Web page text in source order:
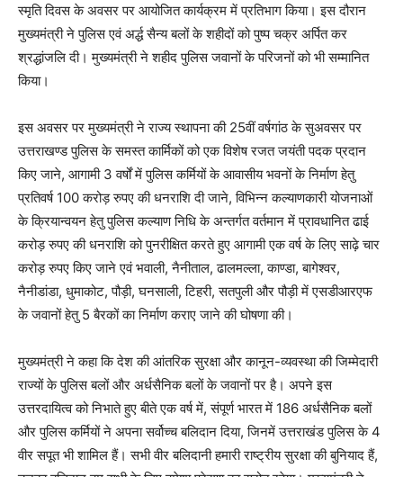
स्मृति दिवस के अवसर पर आयोजित कार्यक्रम में प्रतिभाग किया। इस दौरान
मुख्यमंत्री ने पुलिस एवं अर्द्ध सैन्य बलों के शहीदों को पुष्प चक्र अर्पित कर
श्रद्धांजलि दी। मुख्यमंत्री ने शहीद पुलिस जवानों के परिजनों को भी सम्मानित
किया।
इस अवसर पर मुख्यमंत्री ने राज्य स्थापना की 25वीं वर्षगांठ के सुअवसर पर
उत्तराखण्ड पुलिस के समस्त कार्मिकों को एक विशेष रजत जयंती पदक प्रदान
किए जाने, आगामी 3 वर्षों में पुलिस कर्मियों के आवासीय भवनों के निर्माण हेतु
प्रतिवर्ष 100 करोड़ रुपए की धनराशि दी जाने, विभिन्न कल्याणकारी योजनाओं
के क्रियान्वयन हेतु पुलिस कल्याण निधि के अन्तर्गत वर्तमान में प्रावधानित ढाई
करोड़ रुपए की धनराशि को पुनरीक्षित करते हुए आगामी एक वर्ष के लिए साढ़े चार
करोड़ रुपए किए जाने एवं भवाली, नैनीताल, ढालमल्ला, काण्डा, बागेश्वर,
नैनीडांडा, धुमाकोट, पौड़ी, घनसाली, टिहरी, सतपुली और पौड़ी में एसडीआरएफ
के जवानों हेतु 5 बैरकों का निर्माण कराए जाने की घोषणा की।
मुख्यमंत्री ने कहा कि देश की आंतरिक सुरक्षा और कानून-व्यवस्था की जिम्मेदारी
राज्यों के पुलिस बलों और अर्धसैनिक बलों के जवानों पर है। अपने इस
उत्तरदायित्व को निभाते हुए बीते एक वर्ष में, संपूर्ण भारत में 186 अर्धसैनिक बलों
और पुलिस कर्मियों ने अपना सर्वोच्च बलिदान दिया, जिनमें उत्तराखंड पुलिस के 4
वीर सपूत भी शामिल हैं। सभी वीर बलिदानी हमारी राष्ट्रीय सुरक्षा की बुनियाद हैं,